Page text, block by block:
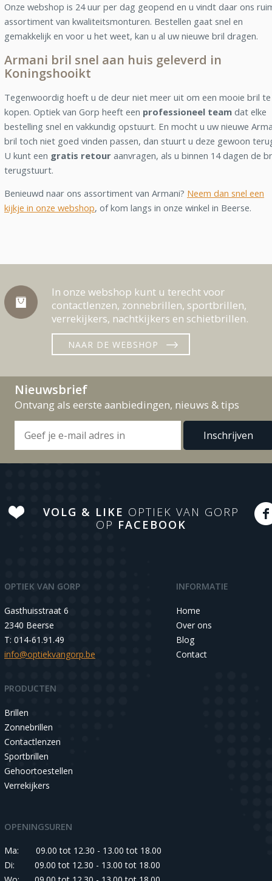
Onze webshop is 24 uur per dag geopend en u vindt daar ons
assortiment van kwaliteitsmonturen. Bestellen gaat snel en
gemakkelijk en voor u het weet, kan u al uw nieuwe bril dragen.
Armani bril snel aan huis geleverd in
Koningshooikt
Tegenwoordig hoeft u de deur niet meer uit om een mooie bril te
kopen. Optiek van Gorp heeft een professioneel team dat elke
bestelling snel en vakkundig opstuurt. En mocht u uw nieuwe
bril toch niet goed vinden passen, dan stuurt u deze gewoon
U kunt een gratis retour aanvragen, als u binnen 14 dagen de
terugstuurt.
Benieuwd naar ons assortiment van Armani? Neem dan snel een
kijkje in onze webshop, of kom langs in onze winkel in Beerse.
In onze webshop kunt u terecht voor
contactlenzen, zonnebrillen, sportbrillen,
verrekijkers, nachtkijkers en schietbrillen.
NAAR DE WEBSHOP
Nieuwsbrief
Ontvang als eerste aanbiedingen, nieuws & tips
VOLG & LIKE OPTIEK VAN GORP
OP FACEBOOK
OPTIEK VAN GORP
Gasthuisstraat 6
2340 Beerse
T: 014-61.91.49
info@optiekvangorp.be
INFORMATIE
Home
Over ons
Blog
Contact
PRODUCTEN
Brillen
Zonnebrillen
Contactlenzen
Sportbrillen
Gehoortoestellen
Verrekijkers
OPENINGSUREN
Ma:
09.00 tot 12.30 - 13.00 tot 18.00
Di:
09.00 tot 12.30 - 13.00 tot 18.00